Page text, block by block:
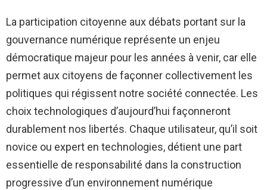
La participation citoyenne aux débats portant sur la
gouvernance numérique représente un enjeu
démocratique majeur pour les années à venir, car elle
permet aux citoyens de façonner collectivement les
politiques qui régissent notre société connectée. Les
choix technologiques d’aujourd’hui façonneront
durablement nos libertés. Chaque utilisateur, qu’il soit
novice ou expert en technologies, détient une part
essentielle de responsabilité dans la construction
progressive d’un environnement numérique